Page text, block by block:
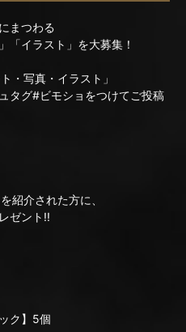
まつわる
「イラスト」を大募集！
・写真・イラスト」
タグ#ビモショをつけてご投稿
紹介された方に、
ゼント!!
ク】5個